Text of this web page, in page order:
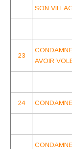
SON
23
AVOIR
24